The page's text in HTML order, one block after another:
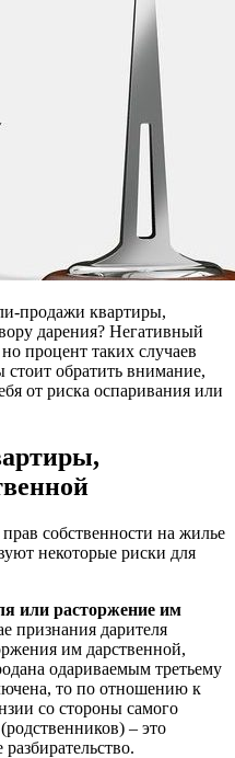
продажи квартиры,
дарения? Негативный
процент таких случаев
обратить внимание,
от риска оспаривания или
собственности на жилье
некоторые риски для
или расторжение им
признания дарителя
им дарственной,
одариваемым третьему
то по отношению к
со стороны самого
– это